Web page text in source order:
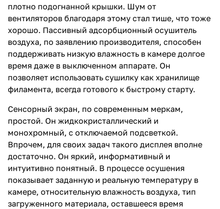
плотно подогнанной крышки. Шум от
вентиляторов благодаря этому стал тише, что тоже
хорошо. Пассивный адсорбционный осушитель
воздуха, по заявлению производителя, способен
поддерживать низкую влажность в камере долгое
время даже в выключенном аппарате. Он
позволяет использовать сушилку как хранилище
филамента, всегда готового к быстрому старту.
Сенсорный экран, по современным меркам,
простой. Он жидкокристаллический и
монохромный, с отключаемой подсветкой.
Впрочем, для своих задач такого дисплея вполне
достаточно. Он яркий, информативный и
интуитивно понятный. В процессе осушения
показывает заданную и реальную температуру в
камере, относительную влажность воздуха, тип
загруженного материала, оставшееся время